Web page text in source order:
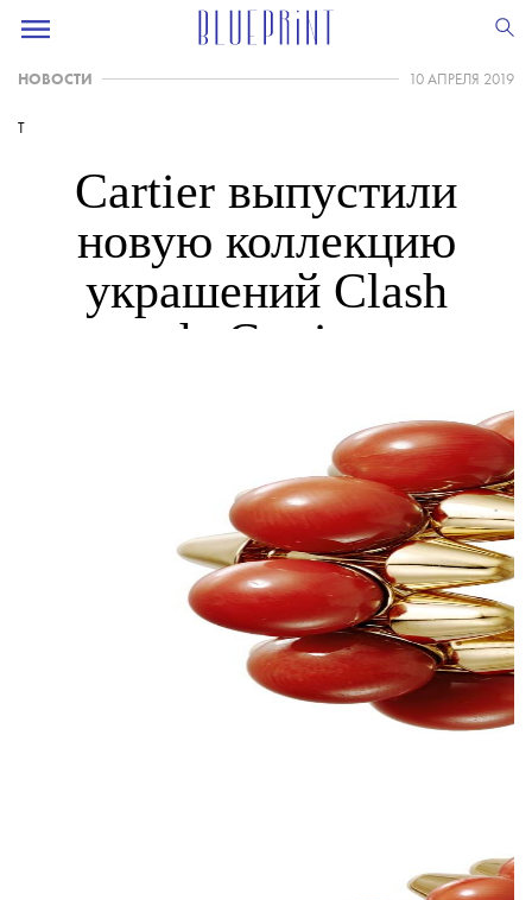
НОВОСТИ 10 АПРЕЛЯ 2019
T
Cartier выпустили
новую коллекцию
украшений Clash
de Cartier
Cartier выпустили новую ювелирную коллекцию Clash de